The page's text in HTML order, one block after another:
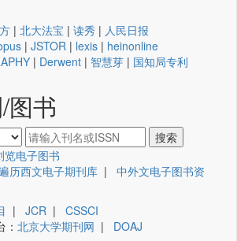
| 北大法宝 | 读秀 | 人民日报
| JSTOR | lexis | heinonline
| Derwent | 智慧芽 | 国知局专利
图书
览电子图书
历西文电子期刊库 | 中外文电子图书资
| JCR | CSSCI
北京大学期刊网 | DOAJ